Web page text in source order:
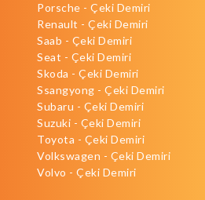
Porsche - Çeki Demiri
Renault - Çeki Demiri
Saab - Çeki Demiri
Seat - Çeki Demiri
Skoda - Çeki Demiri
Ssangyong - Çeki Demiri
Subaru - Çeki Demiri
Suzuki - Çeki Demiri
Toyota - Çeki Demiri
Volkswagen - Çeki Demiri
Volvo - Çeki Demiri